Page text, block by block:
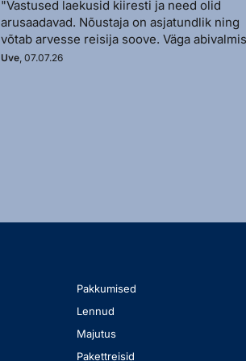
"Vastused laekusid kiiresti ja need olid
arusaadavad. Nõustaja on asjatundlik ning
võtab arvesse reisija soove. Väga
Uve, 07.07.26
Pakkumised
Lennud
Majutus
Pakettreisid